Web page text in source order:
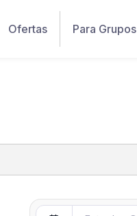
Ofertas Para Grupos